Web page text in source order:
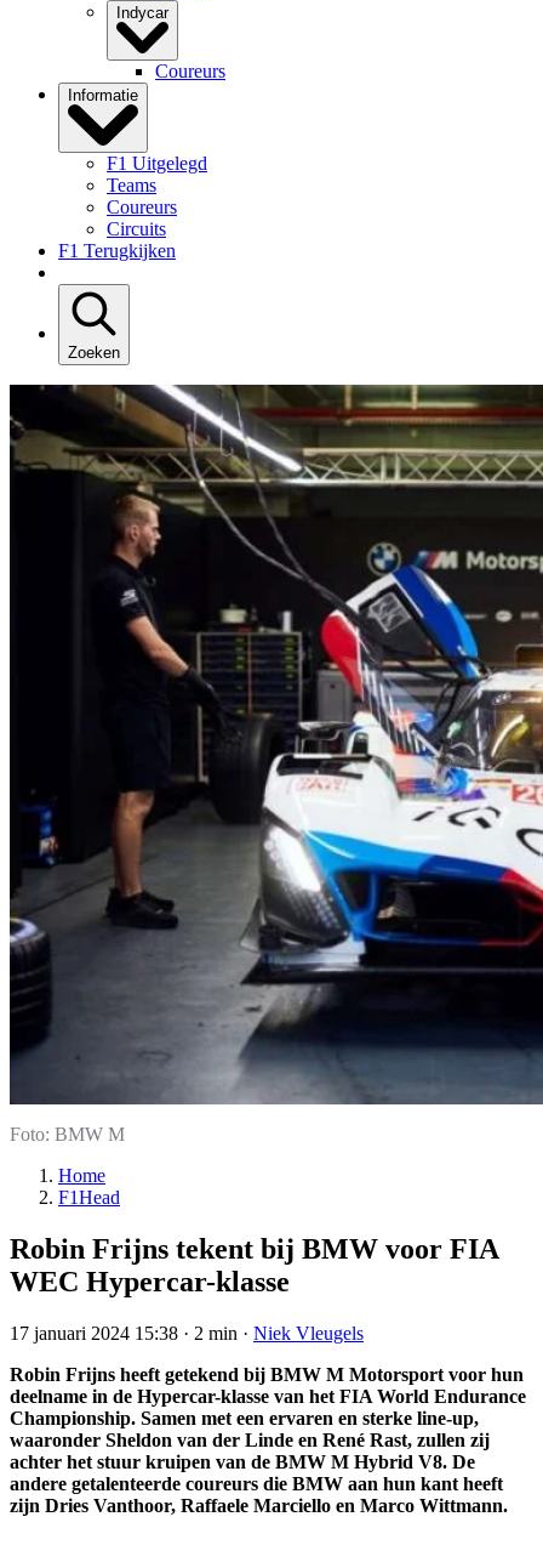
Indycar
Coureurs
Informatie
F1 Uitgelegd
Teams
Coureurs
Circuits
F1 Terugkijken
Zoeken
Foto: BMW M
Home
F1Head
Robin Frijns tekent bij BMW voor FIA
WEC Hypercar-klasse
17 januari 2024 15:38 · 2 min · Niek Vleugels
Robin Frijns heeft getekend bij BMW M Motorsport voor hun
deelname in de Hypercar-klasse van het FIA World Endurance
Championship. Samen met een ervaren en sterke line-up,
waaronder Sheldon van der Linde en René Rast, zullen zij
achter het stuur kruipen van de BMW M Hybrid V8. De
andere getalenteerde coureurs die BMW aan hun kant heeft
zijn Dries Vanthoor, Raffaele Marciello en Marco Wittmann.